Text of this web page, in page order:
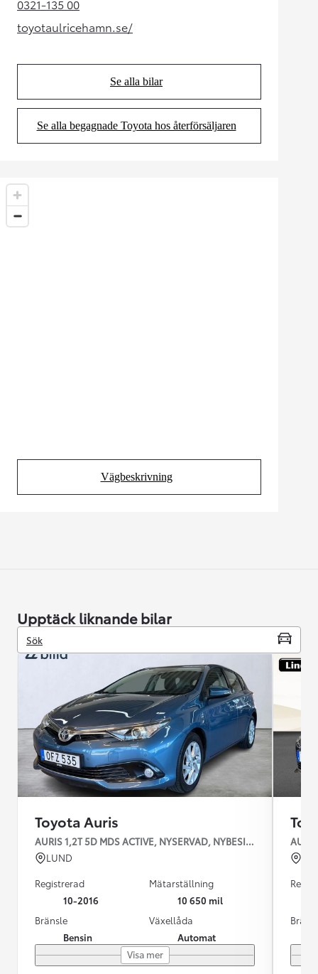
0321-135 00(Opens in new tab)
toyotaulricehamn.se/
(Opens in new tab)
Se alla bilar
(Opens in new tab)
Se alla begagnade Toyota hos återförsäljaren
(Opens in new tab)
Vägbeskrivning
(Opens in new tab)
Upptäck liknande bilar
Sök
Toyota Auris
AURIS 1,2T 5D MDS ACTIVE, NYSERVAD, NYBESIKTIGAD & NY
LUND
Registrerad
10-2016
Mätarställning
10 650 mil
Bränsle
Bensin
Växellåda
Automat
Visa mer